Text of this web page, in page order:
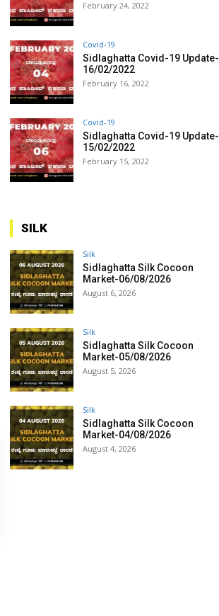
February 24, 2022
Covid-19
Sidlaghatta Covid-19 Update-
16/02/2022
February 16, 2022
Covid-19
Sidlaghatta Covid-19 Update-
15/02/2022
February 15, 2022
SILK
Silk
Sidlaghatta Silk Cocoon
Market-06/08/2026
August 6, 2026
Silk
Sidlaghatta Silk Cocoon
Market-05/08/2026
August 5, 2026
Silk
Sidlaghatta Silk Cocoon
Market-04/08/2026
August 4, 2026